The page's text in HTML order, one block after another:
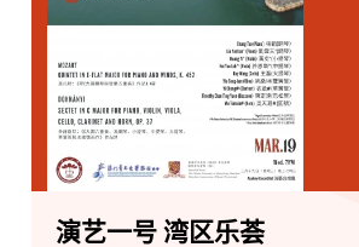
演艺一号 湾区乐荟